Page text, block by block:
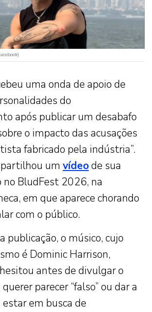
uma onda de apoio de
do
após publicar um desabafo
o impacto das acusações
fabricado pela indústria”.
um vídeode sua
no BludFest 2026, na
em que aparece chorando
com o público.
publicação, o músico, cujo
é Dominic Harrison,
antes de divulgar o
parecer “falso” ou dar a
em busca de